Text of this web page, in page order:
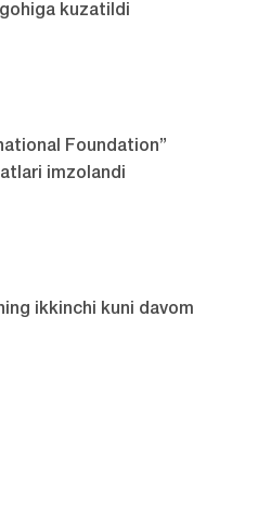
kuzatildi
Foundation”
imzolandi
ikkinchi kuni davom